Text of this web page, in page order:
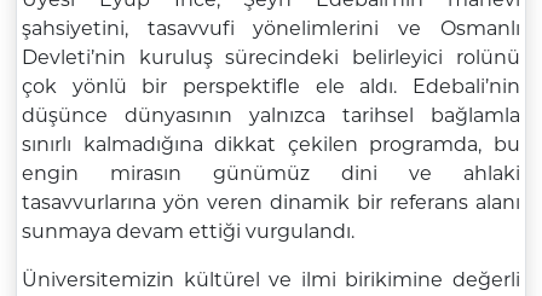
şahsiyetini, tasavvufi yönelimlerini ve Osmanlı
Devleti’nin kuruluş sürecindeki belirleyici rolünü
çok yönlü bir perspektifle ele aldı. Edebali’nin
düşünce dünyasının yalnızca tarihsel bağlamla
sınırlı kalmadığına dikkat çekilen programda, bu
engin mirasın günümüz dini ve ahlaki
tasavvurlarına yön veren dinamik bir referans alanı
sunmaya devam ettiği vurgulandı.
Üniversitemizin kültürel ve ilmi birikimine değerli